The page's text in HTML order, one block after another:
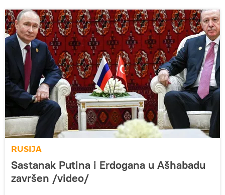
RUSIJA
Sastanak Putina i Erdogana u Ašhabadu
završen /video/